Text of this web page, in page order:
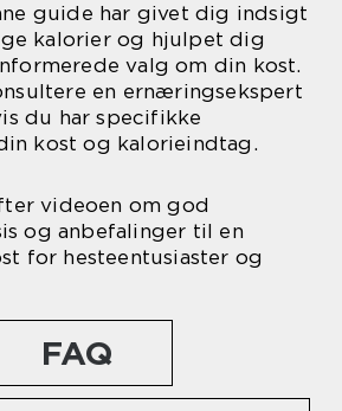
guide har givet dig indsigt
kalorier og hjulpet dig
valg om din kost.
en ernæringsekspert
du har specifikke
kost og kalorieindtag.
videoen om god
og anbefalinger til en
for hesteentusiaster og
FAQ